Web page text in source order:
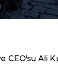
CEO'su Ali